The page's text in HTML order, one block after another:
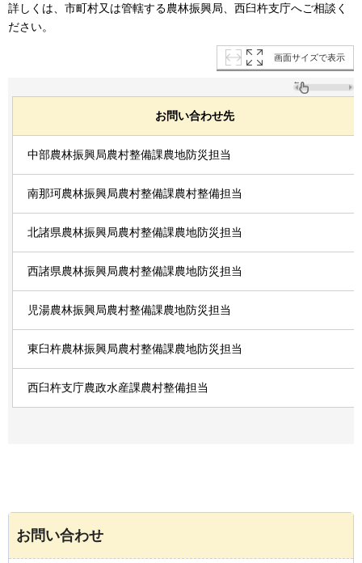
詳しくは、市町村又は管轄する農林振興局、西臼杵支庁へご相談く
ださい。
画面サイズで表示
お問い合わせ先
中部農林振興局農村整備課農地防災担当
南那珂農林振興局農村整備課農村整備担当
北諸県農林振興局農村整備課農地防災担当
西諸県農林振興局農村整備課農地防災担当
児湯農林振興局農村整備課農地防災担当
東臼杵農林振興局農村整備課農地防災担当
西臼杵支庁農政水産課農村整備担当
お問い合わせ